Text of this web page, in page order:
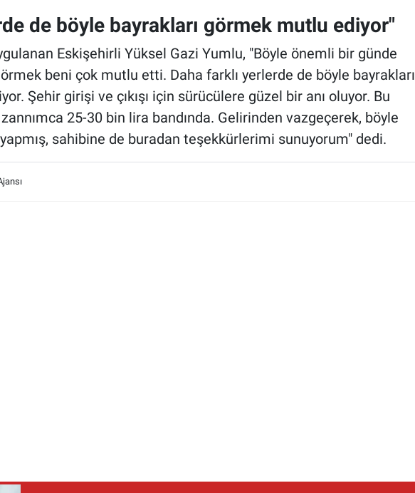
de böyle bayrakları görmek mutlu ediyor"
Eskişehirli Yüksel Gazi Yumlu, "Böyle önemli bir günde
beni çok mutlu etti. Daha farklı yerlerde de böyle bayrakları
Şehir girişi ve çıkışı için sürücülere güzel bir anı oluyor. Bu
25-30 bin lira bandında. Gelirinden vazgeçerek, böyle
sahibine de buradan teşekkürlerimi sunuyorum" dedi.